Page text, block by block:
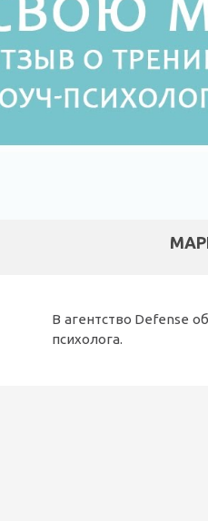
В агентство Defense
психолога.